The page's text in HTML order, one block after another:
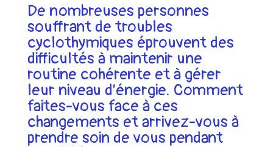
De nombreuses personnes
souffrant de troubles
cyclothymiques éprouvent des
difficultés à maintenir une
routine cohérente et à gérer
leur niveau d’énergie. Comment
faites-vous face à ces
changements et arrivez-vous à
prendre soin de vous pendant